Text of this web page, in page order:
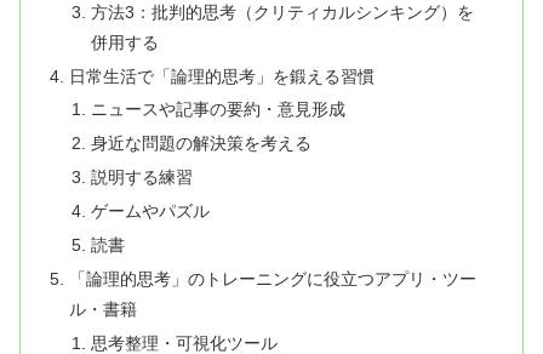
方法3：批判的思考（クリティカルシンキング）を
併用する
日常生活で「論理的思考」を鍛える習慣
ニュースや記事の要約・意見形成
身近な問題の解決策を考える
説明する練習
ゲームやパズル
読書
「論理的思考」のトレーニングに役立つアプリ・ツー
ル・書籍
思考整理・可視化ツール